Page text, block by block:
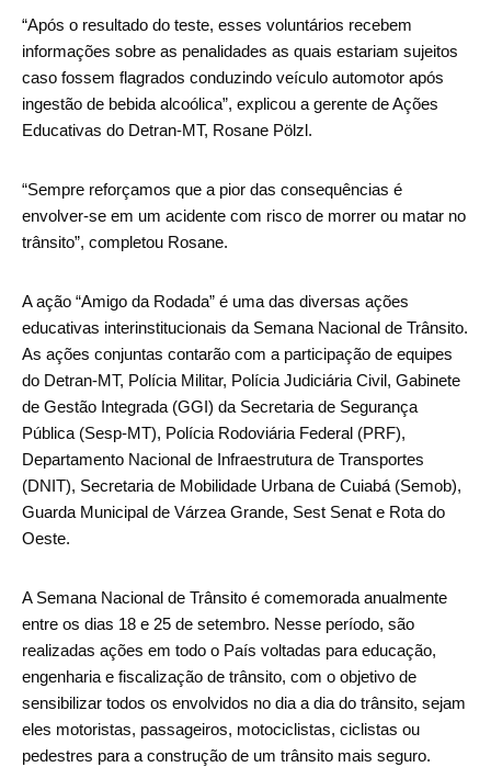
“Após o resultado do teste, esses voluntários recebem
informações sobre as penalidades as quais estariam sujeitos
caso fossem flagrados conduzindo veículo automotor após
ingestão de bebida alcoólica”, explicou a gerente de Ações
Educativas do Detran-MT, Rosane Pölzl.
“Sempre reforçamos que a pior das consequências é
envolver-se em um acidente com risco de morrer ou matar no
trânsito”, completou Rosane.
A ação “Amigo da Rodada” é uma das diversas ações
educativas interinstitucionais da Semana Nacional de Trânsito.
As ações conjuntas contarão com a participação de equipes
do Detran-MT, Polícia Militar, Polícia Judiciária Civil, Gabinete
de Gestão Integrada (GGI) da Secretaria de Segurança
Pública (Sesp-MT), Polícia Rodoviária Federal (PRF),
Departamento Nacional de Infraestrutura de Transportes
(DNIT), Secretaria de Mobilidade Urbana de Cuiabá (Semob),
Guarda Municipal de Várzea Grande, Sest Senat e Rota do
Oeste.
A Semana Nacional de Trânsito é comemorada anualmente
entre os dias 18 e 25 de setembro. Nesse período, são
realizadas ações em todo o País voltadas para educação,
engenharia e fiscalização de trânsito, com o objetivo de
sensibilizar todos os envolvidos no dia a dia do trânsito, sejam
eles motoristas, passageiros, motociclistas, ciclistas ou
pedestres para a construção de um trânsito mais seguro.